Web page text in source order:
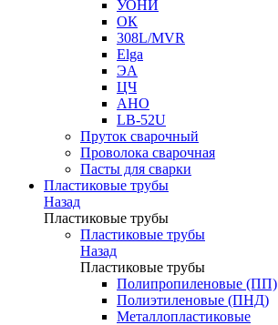
УОНИ
ОК
308L/MVR
Elga
ЭА
ЦЧ
АНО
LB-52U
Пруток сварочный
Проволока сварочная
Пасты для сварки
Пластиковые трубы
Назад
Пластиковые трубы
Пластиковые трубы
Назад
Пластиковые трубы
Полипропиленовые (ПП)
Полиэтиленовые (ПНД)
Металлопластиковые